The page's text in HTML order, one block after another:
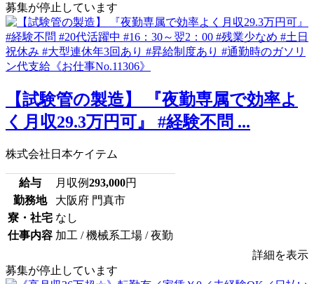
募集が停止しています
【試験管の製造】 『夜勤専属で効率よ
く月収29.3万円可』 #経験不問 ...
株式会社日本ケイテム
給与 月収例293,000円
勤務地
大阪府 門真市
寮・社宅 なし
仕事内容 加工 / 機械系工場 / 夜勤
詳細を表示
募集が停止しています